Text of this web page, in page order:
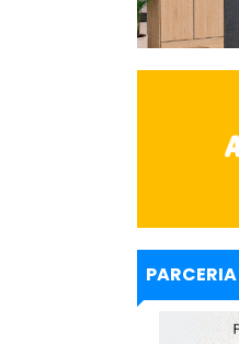
PARCERIA